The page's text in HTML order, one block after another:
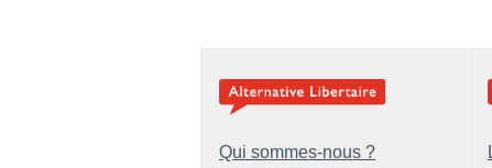
Qui sommes-nous ?